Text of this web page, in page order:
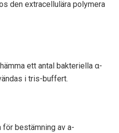
den extracellulära polymera
ett antal bakteriella α-
i tris-buffert.
för bestämning av a-